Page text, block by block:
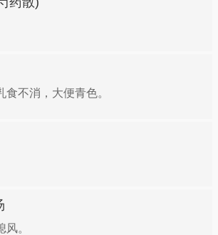
法：白术20克，参须10克，浮小麦
法：猪肚半只，洗净切块，备用。
克粳米一同煮粥，粥稠后调入盐即
不消，大便青色。
。